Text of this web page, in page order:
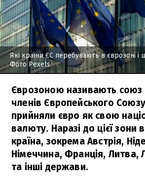
Які країни ЄС перебувають в єврозоні і
Фото Pexels
Єврозоною називають
членів Європейського
прийняли євро як свою
валюту. Наразі до цієї зони
країна, зокрема Австрія,
Німеччина, Франція, Литва,
та інші держави.